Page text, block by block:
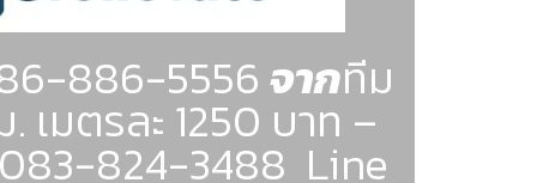
886-5556จากทีม
มตรละ 1250 บาท –
824-3488 Line